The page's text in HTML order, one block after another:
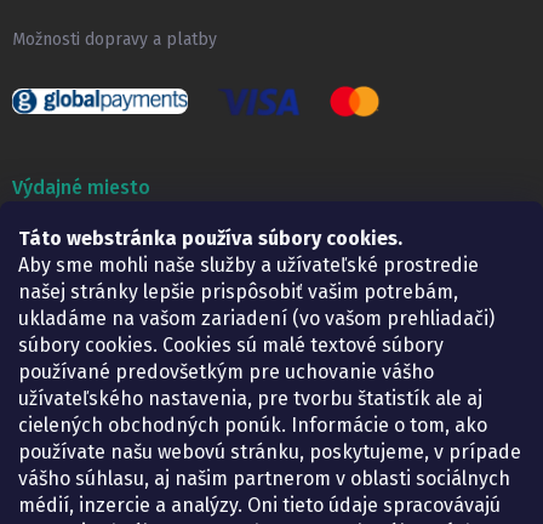
Táto webstránka používa súbory cookies.
Aby sme mohli naše služby a užívateľské prostredie
našej stránky lepšie prispôsobiť vašim potrebám,
ukladáme na vašom zariadení (vo vašom prehliadači)
súbory cookies. Cookies sú malé textové súbory
používané predovšetkým pre uchovanie vášho
užívateľského nastavenia, pre tvorbu štatistík ale aj
cielených obchodných ponúk. Informácie o tom, ako
používate našu webovú stránku, poskytujeme, v prípade
vášho súhlasu, aj našim partnerom v oblasti sociálnych
médií, inzercie a analýzy. Oni tieto údaje spracovávajú
Možnosti dopravy a platby
Výdajné miesto
Lekáreň ADONAI
Košice – Smetanova 2
Pondelok:
07.30 – 15.30 h.
Utorok:
07.30 – 16.00 h.
Streda:
07.30 – 16.00 h.
Štvrtok:
07.30 – 15.30 h.
Piatok:
07.30 – 15.30 h.
KONTAKT
eshop@lekarenadonai.sk